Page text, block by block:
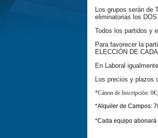
Los grupos serán de
eliminatorias los
Todos los partidos y
Para favorecer la
ELECCIÓN DE
En Laboral
Los precios y plazos
*Cánon de Inscripción:
*Alquiler de Campos:
*Cada equipo